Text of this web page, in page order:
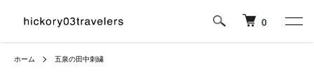
0
ホーム 五泉の田中刺繍